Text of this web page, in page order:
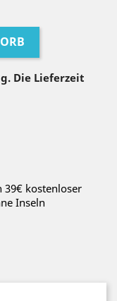
Die Lieferzeit
kostenloser
Inseln